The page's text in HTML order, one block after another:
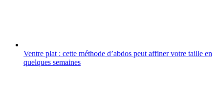
Ventre plat : cette méthode d’abdos peut affiner votre taille en
quelques semaines